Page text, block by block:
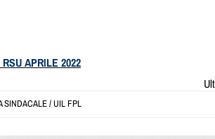
APRILE 2022
SINDACALE/UIL FPL